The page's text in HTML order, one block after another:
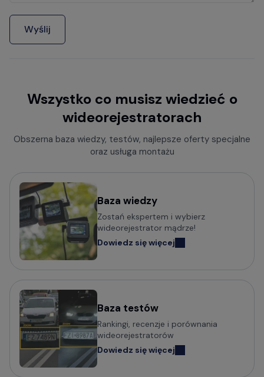
Wyślij
Wszystko co musisz wiedzieć o
wideorejestratorach
Obszerna baza wiedzy, testów, najlepsze oferty specjalne
oraz usługa montażu
Baza wiedzy
Zostań ekspertem i wybierz
wideorejestrator mądrze!
Dowiedz się więcej
Baza testów
Rankingi, recenzje i porównania
wideorejestratorów
Dowiedz się więcej